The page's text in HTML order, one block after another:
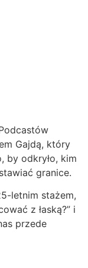
Gajdą, który
by odkryło, kim
granice.
letnim stażem,
z łaską?” i
przede